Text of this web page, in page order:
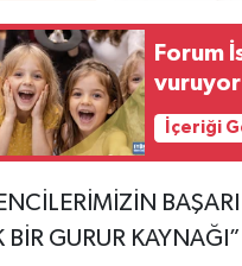
Forum
vuruyor
İçeriği
BİR GURUR KAYNAĞI”